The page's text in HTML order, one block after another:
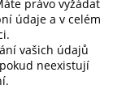
právo vyžádat
údaje a v celém
vašich údajů
neexistují